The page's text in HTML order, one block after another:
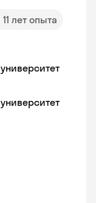
11 лет опыта